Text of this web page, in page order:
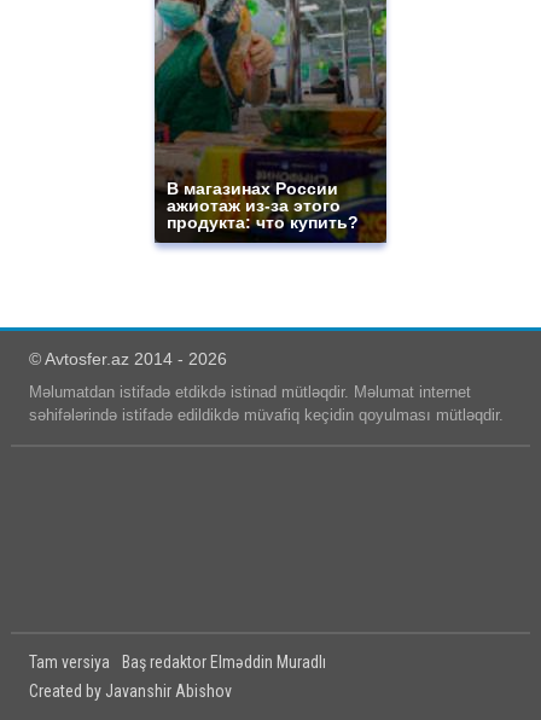
В магазинах России
ажиотаж из-за этого
продукта: что купить?
© Avtosfer.az 2014 - 2026
Məlumatdan istifadə etdikdə istinad mütləqdir. Məlumat internet
səhifələrində istifadə edildikdə müvafiq keçidin qoyulması mütləqdir.
Tam versiya
Baş redaktor Elməddin Muradlı
Created by Javanshir Abishov